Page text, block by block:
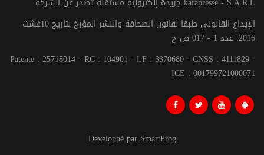
الإيداع القانوني طبقا لقانون الصحافة والنشر المؤرخ بتاريخ 10غشت
2016: عدد 1 - 017 ص ح
Patente : 25718014 - RC : 104901 - I.F : 3370680 - CNSS : 4111829 -
ICE : 001799721000071
Developpé par SmartProg